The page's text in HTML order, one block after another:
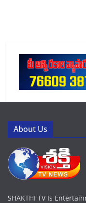
About Us
SHAKTHI TV Is